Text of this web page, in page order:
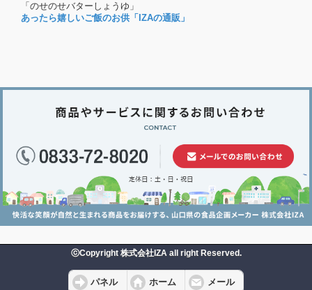
「のせのせバターしょうゆ」
あったら嬉しいご飯のお供「IZAの通販」
ⓒCopyright 株式会社IZA all right Reserved.
パネル ホーム メール